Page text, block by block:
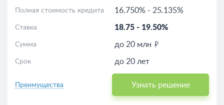
Полная стоимость кредита 16.750% - 25.135%
Ставка 18.75 - 19.50%
Сумма до 20 млн
Срок до 20 лет
Преимущества Узнать решение